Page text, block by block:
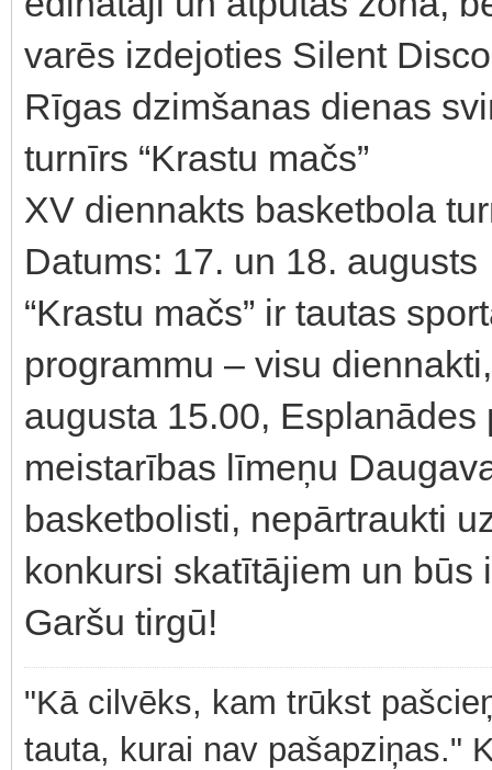
varēs izdejoties Silent
Rīgas dzimšanas dienas
turnīrs “Krastu mačs”
XV diennakts basketbola
Datums: 17. un 18. augusts
“Krastu mačs” ir tautas
programmu – visu
augusta 15.00,
meistarības līmeņu
basketbolisti, nepārtraukti
konkursi skatītājiem un
Garšu tirgū!
"Kā cilvēks, kam trūkst
tauta, kurai nav pašapziņas."